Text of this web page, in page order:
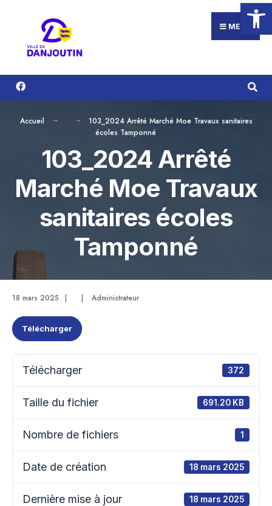
Ouvrir
contenu
MENU
Accueil
103_2024 Arrêté Marché Moe Travaux sanitaires
écoles Tamponné
103_2024 Arrêté
Marché Moe Travaux
sanitaires écoles
Tamponné
18 mars 2025 | | Administrateur
Télécharger
Télécharger 372
Taille du fichier 691.20 KB
Nombre de fichiers 1
Date de création 18 mars 2025
Dernière mise à jour 18 mars 2025
for: